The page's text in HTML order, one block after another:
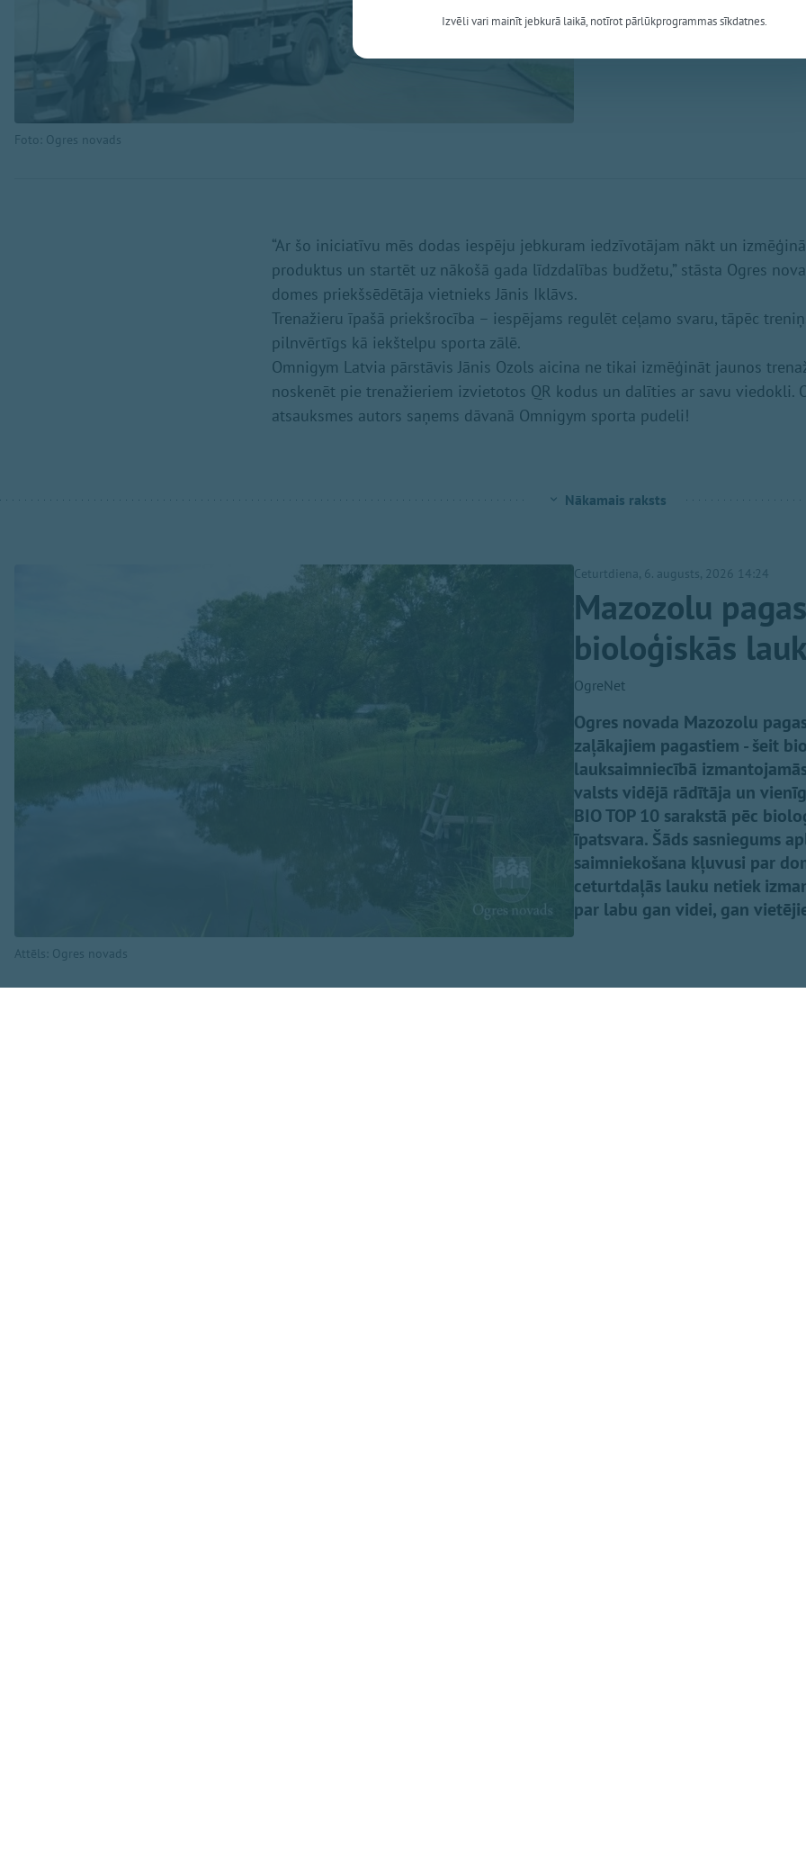
Foto: Ogres novads
“Ar šo iniciatīvu mēs dodas iespēju jebkuram iedzīvotājam nākt un
produktus un startēt uz nākošā gada līdzdalības budžetu,” stāsta Ogres
domes priekšsēdētāja vietnieks Jānis Iklāvs.
Trenažieru īpašā priekšrocība – iespējams regulēt ceļamo svaru, tāpēc
pilnvērtīgs kā iekštelpu sporta zālē.
Omnigym Latvia pārstāvis Jānis Ozols aicina ne tikai izmēģināt jaunos
noskenēt pie trenažieriem izvietotos QR kodus un dalīties ar savu viedokli.
atsauksmes autors saņems dāvanā Omnigym sporta pudeli!
Nākamais raksts
Attēls: Ogres novads
Ceturtdiena, 6. augusts, 2026 14:24
Mazozolu
bioloģiskās
OgreNet
Ogres novada Mazozolu
zaļākajiem pagastiem - šeit
lauksaimniecībā
valsts vidējā rādītāja un
BIO TOP 10 sarakstā pēc
īpatsvara. Šāds sasniegums
saimniekošana kļuvusi par
ceturtdaļās lauku netiek
par labu gan videi, gan
Izvēli vari mainīt jebkurā laikā, notīrot pārlūkprogrammas sīkdatnes.